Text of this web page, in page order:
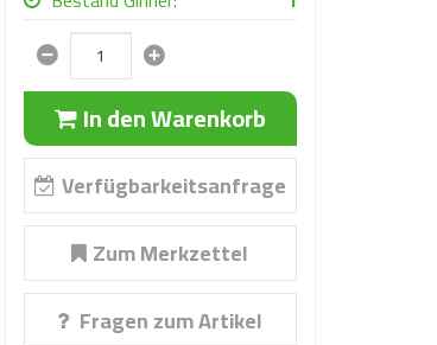
In den Warenkorb
Verfügbarkeitsanfrage
Zum Merkzettel
Fragen zum Artikel